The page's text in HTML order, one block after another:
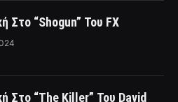
Στο “Shogun” Του FX
Στο “The Killer” Του David